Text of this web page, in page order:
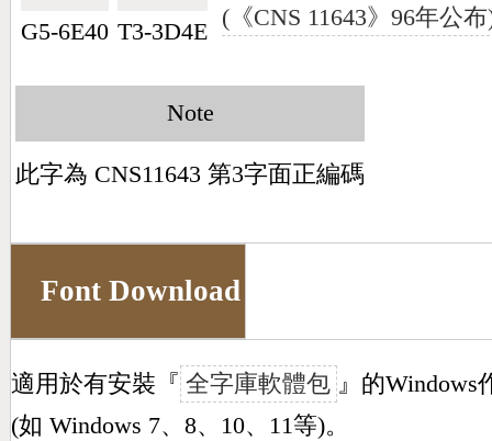
G5-6E40 T3-3D4E
(《CNS 11643》96年公
Note
此字為 CNS11643 第3字面正編碼
Font Download
適用於有安裝『 全字庫軟體包 』的Windows
(如 Windows 7、8、10、11等)。